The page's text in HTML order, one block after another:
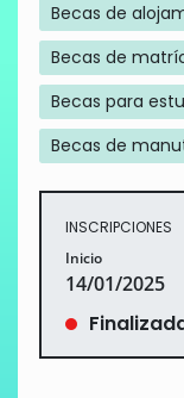
Becas de
Becas de
Becas para
Becas de
INSCRIPCIONES
Inicio
14/01/2025